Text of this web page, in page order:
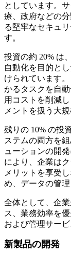
としています。
療、政府などの
る堅牢なセキュ
す。
投資の約 20% は
自動化を目的と
けられています
かるタスクを自
用コストを削減
メントを扱う大
残りの 10% の投
ステムの両方を
ューションの開
により、企業は
メリットを享受
め、データの管
全体として、企
ス、業務効率を
および管理サー
新製品の開発